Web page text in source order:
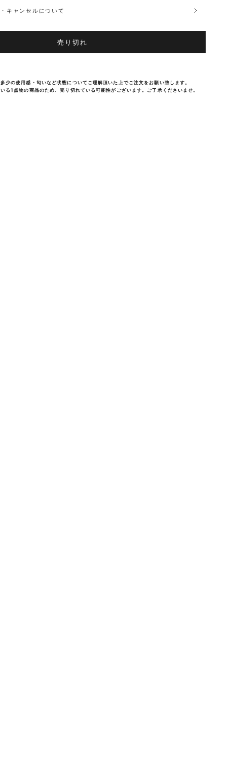
キャンセルについて
売り切れ
少の使用感・匂いなど状態についてご理解頂いた上でご注文をお願い致します。
る1点物の商品のため、売り切れている可能性がございます。ご了承くださいませ。